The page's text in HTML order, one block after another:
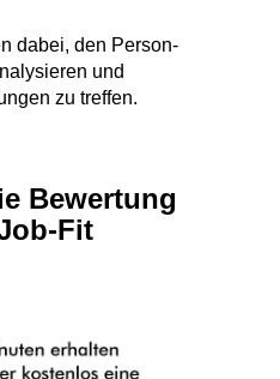
dabei, den Person-
und
zu treffen.
Bewertung
Fit